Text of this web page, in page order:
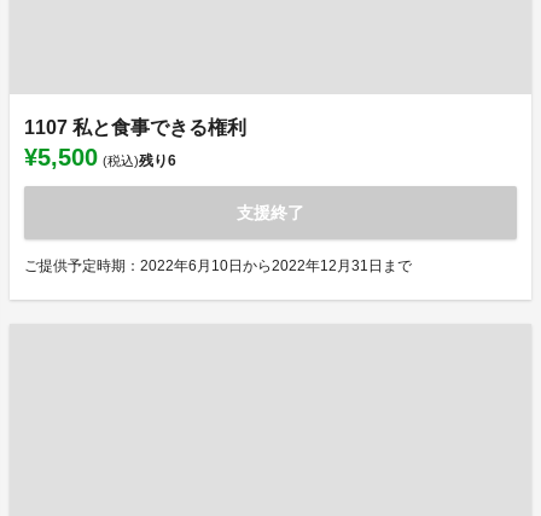
1107 私と食事できる権利
¥5,500 (税込)残り6
支援終了
ご提供予定時期：2022年6月10日から2022年12月31日まで